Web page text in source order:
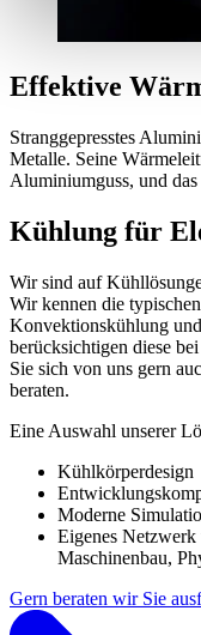
Effektive
Stranggepresstes
Metalle. Seine
Aluminiumguss, und
Kühlung für
Wir sind auf
Wir kennen die
Konvektionskühlung
berücksichtigen diese
Sie sich von uns gern
beraten.
Eine Auswahl unserer
Kühlkörperdesign
Moderne
Eigenes
Maschinenbau,
Gern beraten wir Sie